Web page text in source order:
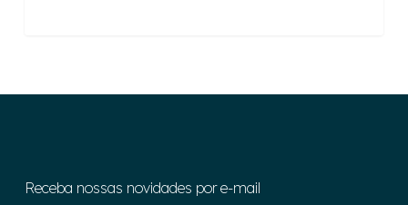
Receba nossas novidades por e-mail